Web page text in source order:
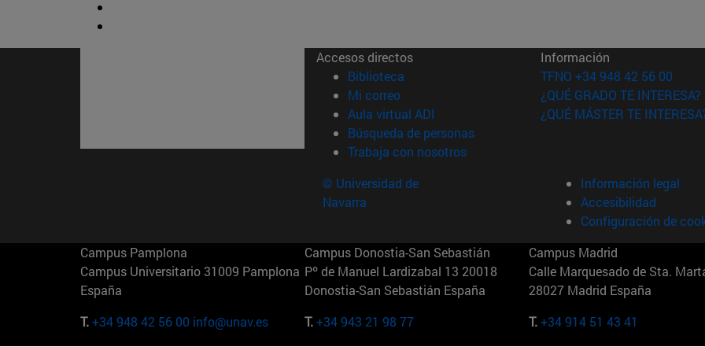
Accesos directos
Biblioteca (abre en nueva ventana)
Mi correo(abre en nueva ventana)
Aula virtual ADI (abre en nueva ventana)
Búsqueda de personas(abre en nueva ventana)
Trabaja con nosotros(abre en nueva ventana)
Información
TFNO +34 948 42 56 00
¿QUÉ GRADO TE INTERESA?
¿QUÉ MÁSTER TE
© Universidad de
Navarra
Información legal
Accesibilidad
Configuración de
Campus Pamplona
Campus Universitario 31009 Pamplona
España
T.+34 948 42 56 00 info@unav.es
Campus Donostia-San Sebastián
Pº de Manuel Lardizabal 13 20018
Donostia-San Sebastián España
T.+34 943 21 98 77
Campus Madrid
Calle Marquesado de Sta.
28027 Madrid España
T.+34 914 51 43 41